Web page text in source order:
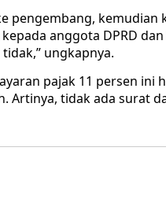
pengembang,
anggota DPRD
ungkapnya.
pajak 11 persen ini
Artinya, tidak ada surat